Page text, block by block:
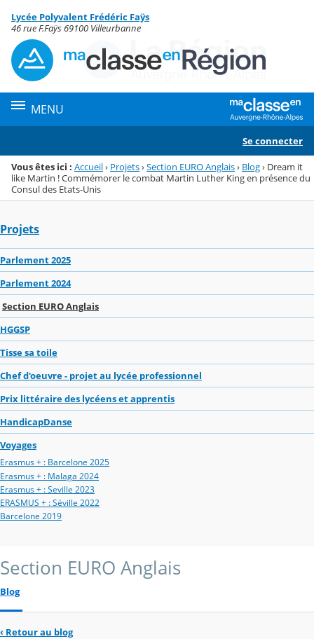
Menu de la rubrique
Contenu
Lycée Polyvalent Frédéric Faÿs
46 rue F.Faÿs 69100 Villeurbanne
MENU
Se connecter
Vous êtes ici : Accueil› Projets›Section EURO Anglais› Blog› Dream it
like Martin ! Commémorer le combat Martin Luther King en présence du
Consul des Etats-Unis
Projets
Parlement 2025
Parlement 2024
Section EURO Anglais
HGGSP
Tisse sa toile
Chef d'oeuvre - projet au lycée professionnel
Prix littéraire des lycéens et apprentis
HandicapDanse
Voyages
Erasmus + : Barcelone 2025
Erasmus + : Malaga 2024
Erasmus + : Seville 2023
ERASMUS + : Séville 2022
Barcelone 2019
Section EURO Anglais
Blog
‹ Retour au blog